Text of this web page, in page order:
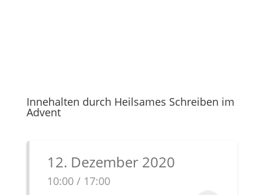
Innehalten durch Heilsames Schreiben im
Advent
12. Dezember 2020
10:00 / 17:00